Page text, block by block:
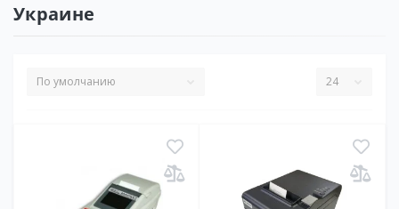
Украине